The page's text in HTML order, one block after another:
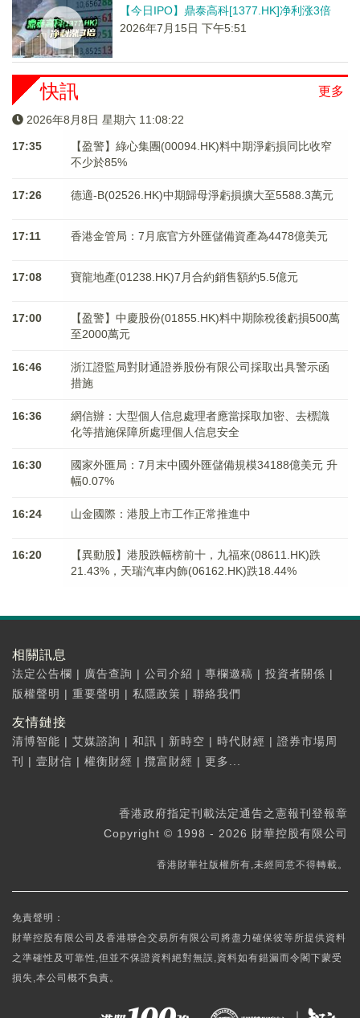
【今日IPO】鼎泰高科[1377.HK]净利涨3倍
2026年7月15日 下午5:51
更多
快訊
2026年8月8日 星期六 11:08:22
17:35
【盈警】綠心集團(00094.HK)料中期淨虧損同比收窄
不少於85%
17:26 德適-B(02526.HK)中期歸母淨虧損擴大至5588.3萬元
17:11 香港金管局：7月底官方外匯儲備資產為4478億美元
17:08 寶龍地產(01238.HK)7月合約銷售額約5.5億元
17:00
【盈警】中慶股份(01855.HK)料中期除稅後虧損500萬
至2000萬元
16:46
浙江證監局對財通證券股份有限公司採取出具警示函
措施
16:36
網信辦：大型個人信息處理者應當採取加密、去標識
化等措施保障所處理個人信息安全
16:30
國家外匯局：7月末中國外匯儲備規模34188億美元 升
幅0.07%
16:24 山金國際：港股上市工作正常推進中
16:20
【異動股】港股跌幅榜前十，九福來(08611.HK)跌
21.43%，天瑞汽車内飾(06162.HK)跌18.44%
相關訊息
法定公告欄 | 廣告查詢 | 公司介紹 | 專欄邀稿 | 投資者關係 |
版權聲明 | 重要聲明 | 私隱政策 | 聯絡我們
友情鏈接
清博智能 | 艾媒諮詢 | 和訊 | 新時空 | 時代財經 | 證券市場周
刊
| 壹財信 | 權衡財經 | 攬富財經 | 更多...
香港政府指定刊載法定通告之憲報刊登報章
Copyright © 1998 - 2026 財華控股有限公司
香港財華社版權所有,未經同意不得轉載。
免責聲明：
財華控股有限公司及香港聯合交易所有限公司將盡力確保彼等所提供資料
之準確性及可靠性,但並不保證資料絕對無誤,資料如有錯漏而令閣下蒙受
損失,本公司概不負責。